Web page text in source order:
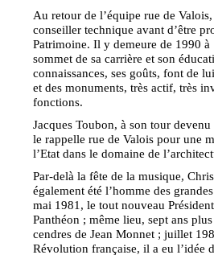
Au retour de l’équipe rue de
conseiller technique avant d’être
Patrimoine. Il y demeure de 1990 à
sommet de sa carrière et son
connaissances, ses goûts, font de
et des monuments, très actif, très
fonctions.
Jacques Toubon, à son tour
le rappelle rue de Valois pour une
l’Etat dans le domaine de
Par-delà la fête de la musique,
également été l’homme des
mai 1981, le tout nouveau
Panthéon ; même lieu, sept ans
cendres de Jean Monnet ; juillet
Révolution française, il a eu l’idée